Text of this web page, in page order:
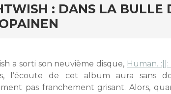
: DANS LA BULLE
a sorti son neuvième disque, Human.
l’écoute de cet album aura sans
pas franchement grisant. Alors,